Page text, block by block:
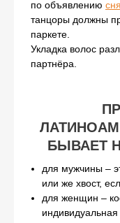
по объявлению
танцоры должны
паркете.
Укладка волос
партнёра.
БЫВАЕТ
для мужчины –
или же хвост,
для женщин –
индивидуальная